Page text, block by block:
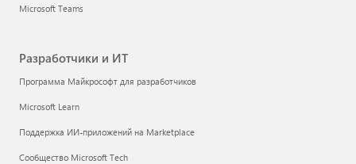
Microsoft Teams
Разработчики и ИТ
Программа Майкрософт для разработчиков
Microsoft Learn
Поддержка ИИ-приложений на Marketplace
Сообщество Microsoft Tech